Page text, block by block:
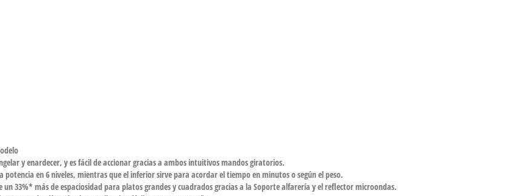
y enardecer, y es fácil de accionar gracias a ambos intuitivos mandos giratorios.
en 6 niveles, mientras que el inferior sirve para acordar el tiempo en minutos o según el peso.
33%* más de espaciosidad para platos grandes y cuadrados gracias a la Soporte alfarería y el reflector microondas.